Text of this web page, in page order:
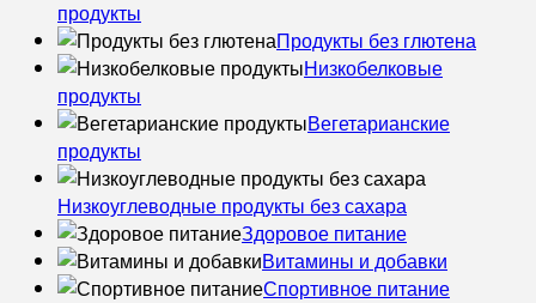
продукты
Продукты без глютена
Низкобелковые
продукты
Вегетарианские
продукты
Низкоуглеводные продукты без сахара
Здоровое питание
Витамины и добавки
Спортивное питание